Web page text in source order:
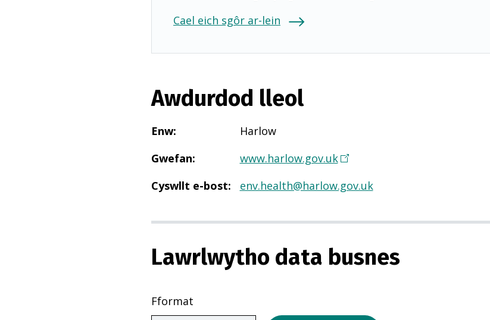
Cael eich sgôr ar-lein
Awdurdod lleol
Enw:
Harlow
Gwefan: www.harlow.gov.uk(
n
g
r
Cyswllt e-bost: env.health@harlow.gov.uk
Lawrlwytho data busnes
Fformat